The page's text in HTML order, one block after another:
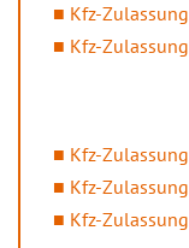
Kfz-
Kfz-
Kfz-
Kfz-
Kfz-